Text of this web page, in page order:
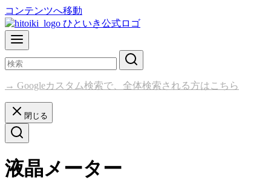
コンテンツへ移動
→ Googleカスタム検索で、全体検索される方はこちら
閉じる
液晶メーター